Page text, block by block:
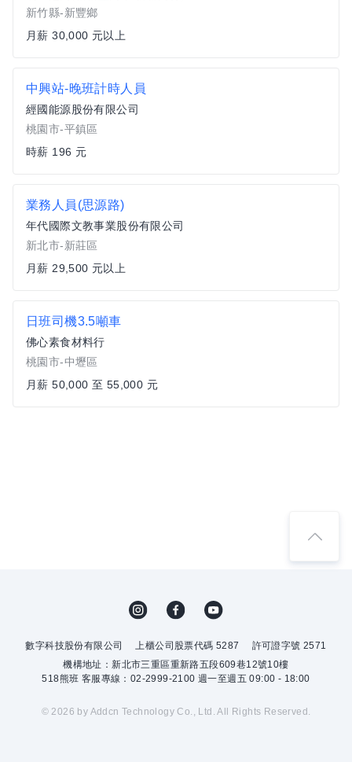
新竹縣-新豐鄉
月薪 30,000 元以上
中興站-晚班計時人員
經國能源股份有限公司
桃園市-平鎮區
時薪 196 元
業務人員(思源路)
年代國際文教事業股份有限公司
新北市-新莊區
月薪 29,500 元以上
日班司機3.5噸車
佛心素食材料行
桃園市-中壢區
月薪 50,000 至 55,000 元
數字科技股份有限公司 上櫃公司股票代碼 5287
許可證字號 2571
機構地址：新北市三重區重新路五段609巷12號10樓
518熊班 客服專線：02-2999-2100 週一至週五 09:00 - 18:00
© 2026 by Addcn Technology Co., Ltd. All Rights Reserved.